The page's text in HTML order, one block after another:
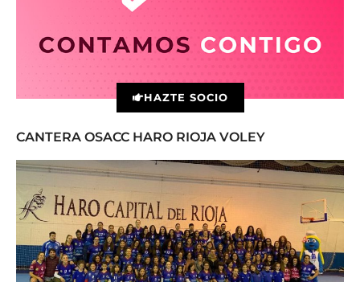
HAZTE SOCIO
CANTERA OSACC HARO RIOJA VOLEY